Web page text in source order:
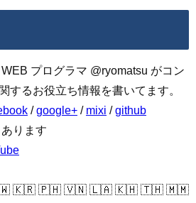
プログラマ @ryomatsu がコン
するお役立ち情報を書いてます。
/google+ / mixi /github
ります
🇰🇷 🇵🇭 🇻🇳 🇱🇦 🇰🇭 🇹🇭 🇲🇲